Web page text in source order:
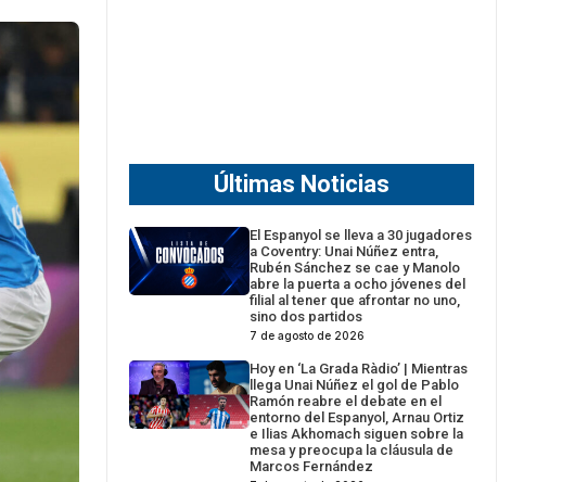
Últimas Noticias
El Espanyol se lleva a 30 jugadores
a Coventry: Unai Núñez entra,
Rubén Sánchez se cae y Manolo
abre la puerta a ocho jóvenes del
filial al tener que afrontar no uno,
sino dos partidos
7 de agosto de 2026
Hoy en ‘La Grada Ràdio’ | Mientras
llega Unai Núñez el gol de Pablo
Ramón reabre el debate en el
entorno del Espanyol, Arnau Ortiz
e Ilias Akhomach siguen sobre la
mesa y preocupa la cláusula de
Marcos Fernández